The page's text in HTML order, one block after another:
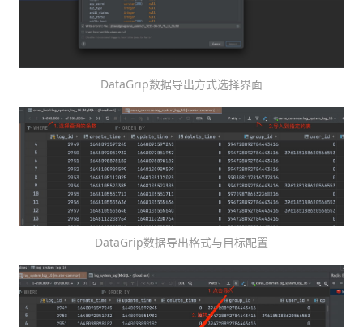
DataGrip数据导出方式选择界面
DataGrip数据导出格式与目标配置